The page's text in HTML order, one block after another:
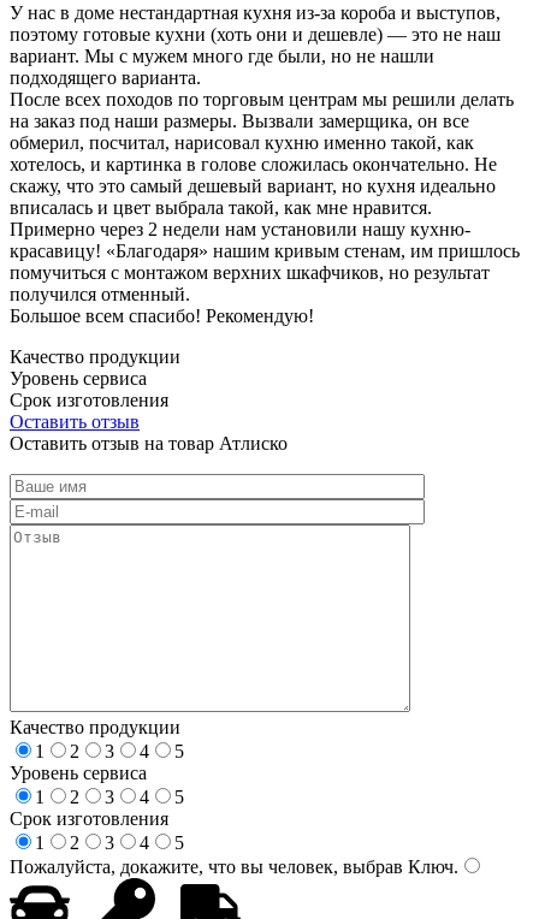
У нас в доме нестандартная кухня из-за короба и выступов,
поэтому готовые кухни (хоть они и дешевле) — это не наш
вариант. Мы с мужем много где были, но не нашли
подходящего варианта.
После всех походов по торговым центрам мы решили делать
на заказ под наши размеры. Вызвали замерщика, он все
обмерил, посчитал, нарисовал кухню именно такой, как
хотелось, и картинка в голове сложилась окончательно. Не
скажу, что это самый дешевый вариант, но кухня идеально
вписалась и цвет выбрала такой, как мне нравится.
Примерно через 2 недели нам установили нашу кухню-
красавицу! «Благодаря» нашим кривым стенам, им пришлось
помучиться с монтажом верхних шкафчиков, но результат
получился отменный.
Большое всем спасибо! Рекомендую!
Качество продукции
Уровень сервиса
Срок изготовления
Оставить отзыв
Оставить отзыв на товар Атлиско
Качество продукции
1
2 3 4
5
Уровень сервиса
1
2 3 4
5
Срок изготовления
1
2 3 4
5
Пожалуйста, докажите, что вы человек, выбрав Ключ.